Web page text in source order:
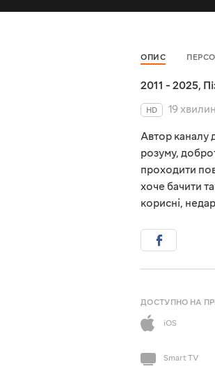
ОПИС
2011 - 2025,
HD
19 хвилин
Автор каналу
розуму,
проходити
хоче бачити
корисні,
ДОСТУПНО НА
iOS
Smart TV